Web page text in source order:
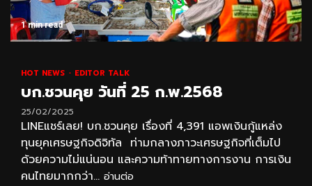
1 min read
HOT NEWS EDITOR TALK
บก.ชวนคุย วันที่ 25 ก.พ.2568
25/02/2025
LINEแชร์เลย! บก.ชวนคุย เรื่องที่ 4,391 แอพเงินกู้แหล่ง
ทุนยุคเศรษฐกิจดิจิทัล ท่ามกลางภาวะเศรษฐกิจที่เต็มไป
ด้วยความไม่แน่นอน และความท้าทายทางการงาน การเงิน
คนไทยมากกว่า... อ่านต่อ